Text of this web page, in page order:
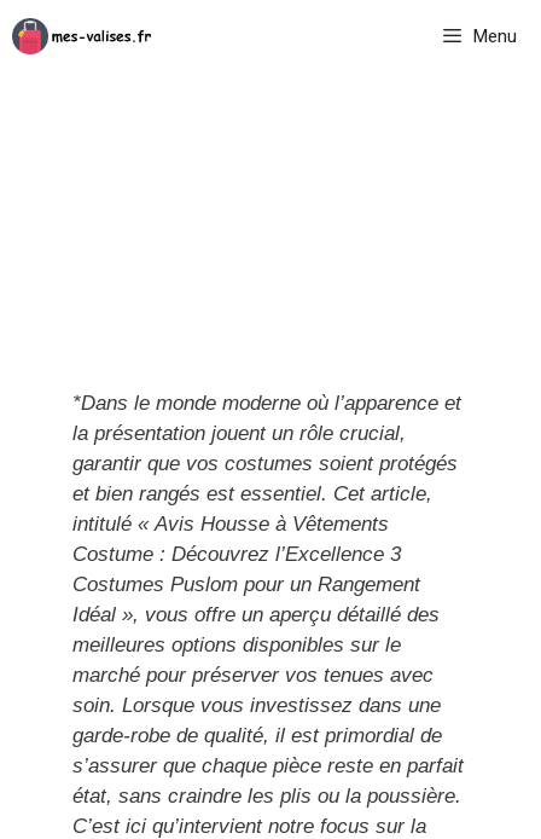
Aller
au
Menu
*Dans le monde moderne où l’apparence et
la présentation jouent un rôle crucial,
garantir que vos costumes soient protégés
et bien rangés est essentiel. Cet article,
intitulé « Avis Housse à Vêtements
Costume : Découvrez l’Excellence 3
Costumes Puslom pour un Rangement
Idéal », vous offre un aperçu détaillé des
meilleures options disponibles sur le
marché pour préserver vos tenues avec
soin. Lorsque vous investissez dans une
garde-robe de qualité, il est primordial de
s’assurer que chaque pièce reste en parfait
état, sans craindre les plis ou la poussière.
C’est ici qu’intervient notre focus sur la